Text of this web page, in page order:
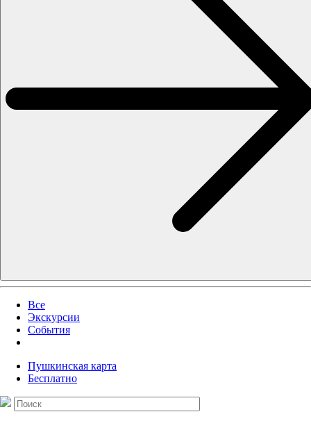
Все
Экскурсии
События
Пушкинская карта
Бесплатно